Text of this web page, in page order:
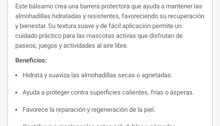
Este bálsamo crea una barrera protectora que ayuda a mantener las
almohadillas hidratadas y resistentes, favoreciendo su recuperación
y bienestar. Su textura suave y de fácil aplicación permite un
cuidado práctico para las mascotas activas que disfrutan de
paseos, juegos y actividades al aire libre.
Beneficios:
Hidrata y suaviza las almohadillas secas o agrietadas.
Ayuda a proteger contra superficies calientes, frías o ásperas.
Favorece la reparación y regeneración de la piel.